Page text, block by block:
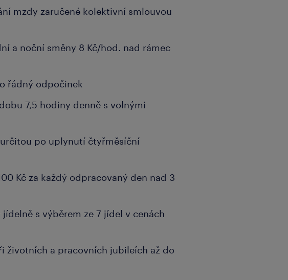
mzdy zaručené kolektivní smlouvou
a noční směny 8 Kč/hod. nad rámec
řádný odpočinek
7,5 hodiny denně s volnými
po uplynutí čtyřměsíční
Kč za každý odpracovaný den nad 3
s výběrem ze 7 jídel v cenách
životních a pracovních jubileích až do